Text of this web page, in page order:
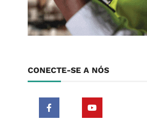
CONECTE-SE A NÓS